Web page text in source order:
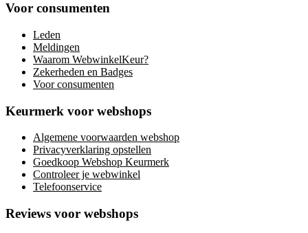
Voor consumenten
Leden
Meldingen
Waarom WebwinkelKeur?
Zekerheden en Badges
Voor consumenten
Keurmerk voor webshops
Algemene voorwaarden webshop
Privacyverklaring opstellen
Goedkoop Webshop Keurmerk
Controleer je webwinkel
Telefoonservice
Reviews voor webshops